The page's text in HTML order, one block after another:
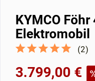
KYMCO
Elektromobil
(2)
3.799,00 €